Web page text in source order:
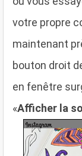
votre propre
maintenant
bouton droit
en fenêtre
«Afficher la